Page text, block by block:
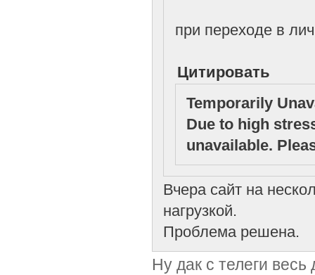
при переходе в
Цитировать
Temporarily
Due to high
unavailable.
Вчера сайт на
нагрузкой.
Проблема решена.
Ну дак с телеги